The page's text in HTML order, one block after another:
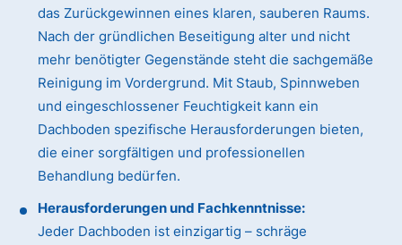
das Zurückgewinnen eines klaren, sauberen Raums.
Nach der gründlichen Beseitigung alter und nicht
mehr benötigter Gegenstände steht die sachgemäße
Reinigung im Vordergrund. Mit Staub, Spinnweben
und eingeschlossener Feuchtigkeit kann ein
Dachboden spezifische Herausforderungen bieten,
die einer sorgfältigen und professionellen
Behandlung bedürfen.
Herausforderungen und Fachkenntnisse:
Jeder Dachboden ist einzigartig – schräge